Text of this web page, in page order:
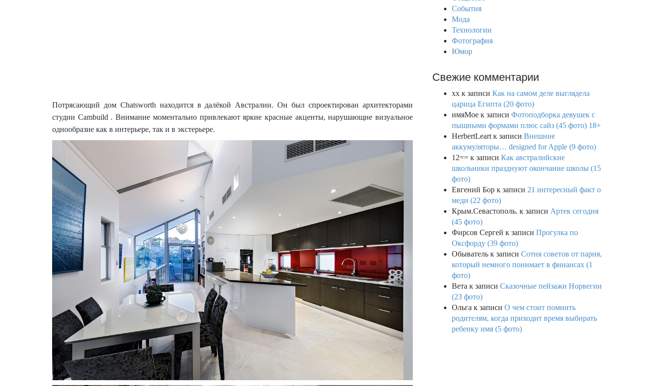
Потрясающий дом Chatsworth находится в далёкой Австралии. Он был спроектирован архитекторами
студии Cambuild . Внимание моментально привлекают яркие красные акценты, нарушающие визуальное
однообразие как в интерьере, так и в экстерьере.
События
Мода
Технологии
Фотография
Юмор
Свежие комментарии
xx к записи Как на самом деле выглядела
царица Египта (20 фото)
имяМое к записи Фотоподборка девушек с
пышными формами плюс сайз (45 фото) 18+
HerbertLeart к записи Внешние
аккумуляторы… designed for Apple (9 фото)
12== к записи Как австралийские
школьники празднуют окончание школы (15
фото)
Евгений Бор к записи 21 интересный факт о
меди (22 фото)
Крым.Севастополь. к записи Артек сегодня
(45 фото)
Фирсов Сергей к записи Прогулка по
Оксфорду (39 фото)
Обыватель к записи Сотня советов от парня,
который немного понимает в финансах (1
фото)
Вета к записи Сказочные пейзажи Норвегии
(23 фото)
Ольга к записи О чем стоит помнить
родителям, когда приходит время выбирать
ребенку имя (5 фото)